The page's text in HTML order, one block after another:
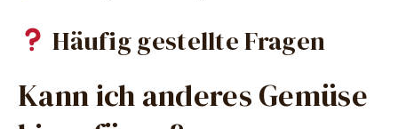
Häufig gestellte Fragen
Kann ich anderes Gemüse